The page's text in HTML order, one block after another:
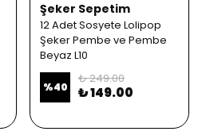
Şeker Sepetim
12 Adet Sosyete Lolipop
Şeker Pembe ve Pembe
Beyaz L10
%40
₺ 249.00
₺ 149.00